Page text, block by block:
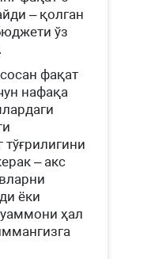
– қолган
ўз
фақат
нафақа
– акс
ёки
ҳал